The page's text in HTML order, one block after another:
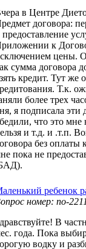
в Центре
договора:
предоставление
к
цены.
сумма договора
кредит. Тут же
Т.к.
более трех
я подписала эти
что это мне
и т.д. и .т.п.
без оплаты
пока не
ребенок
номер: no-
В
года. Пока
водку и